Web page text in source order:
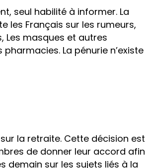
seul habilité à informer. La
les Français sur les rumeurs,
Les masques et autres
La pénurie n’existe
la retraite. Cette décision est
de donner leur accord afin
demain sur les sujets liés à la